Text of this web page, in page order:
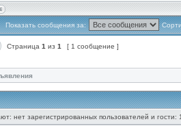
Показать сообщения за:
Страница 1 из 1 [ 1 сообщение ]
нет зарегистрированных пользователей и гости: